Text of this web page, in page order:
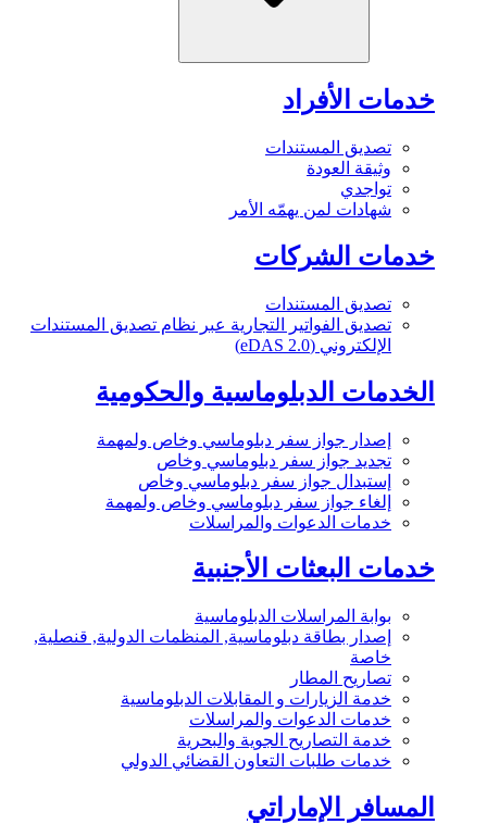
خدمات الأفراد
تصديق المستندات
وثيقة العودة
تواجدي
شهادات لمن يهمّه الأمر
خدمات الشركات
تصديق المستندات
تصديق الفواتير التجارية عبر نظام تصديق المستندات
الإلكتروني (eDAS 2.0)
الخدمات الدبلوماسية والحكومية
إصدار جواز سفر دبلوماسي وخاص ولمهمة
تجديد جواز سفر دبلوماسي وخاص
إستبدال جواز سفر دبلوماسي وخاص
إلغاء جواز سفر دبلوماسي وخاص ولمهمة
خدمات الدعوات والمراسلات
خدمات البعثات الأجنبية
بوابة المراسلات الدبلوماسية
إصدار بطاقة دبلوماسية, المنظمات الدولية, قنصلية,
خاصة
تصاريح المطار
خدمة الزيارات و المقابلات الدبلوماسية
خدمات الدعوات والمراسلات
خدمة التصاريح الجوية والبحرية
خدمات طلبات التعاون القضائي الدولي
المسافر الإماراتي